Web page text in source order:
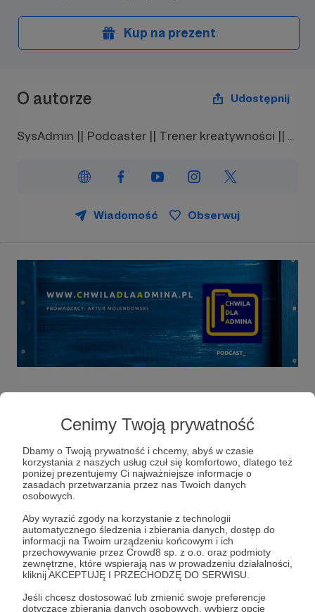
Cenimy Twoją prywatność
Dbamy o Twoją prywatność i chcemy, abyś w czasie
korzystania z naszych usług czuł się komfortowo, dlatego też
poniżej prezentujemy Ci najważniejsze informacje o
zasadach przetwarzania przez nas Twoich danych
osobowych.
Aby wyrazić zgody na korzystanie z technologii
automatycznego śledzenia i zbierania danych, dostęp do
informacji na Twoim urządzeniu końcowym i ich
przechowywanie przez Crowd8 sp. z o.o. oraz podmioty
zewnętrzne, które wspierają nas w prowadzeniu działalności,
kliknij AKCEPTUJĘ I PRZECHODZĘ DO SERWISU.
Jeśli chcesz dostosować lub zmienić swoje preferencje
dotyczące zbierania danych osobowych, wybierz opcję
Kup na prezent
O autorze Udostępnij
SysAdmin || Podcaster || Trener kreatywności || ...
Wiadomość Obserwuj
Cześć, jestem Artur :) Na codzień zajmuje się
setkami maszyn wirtualnych i chmurą
publiczną. Tym razem zapraszam Cię do
mojego świata podcastowego!